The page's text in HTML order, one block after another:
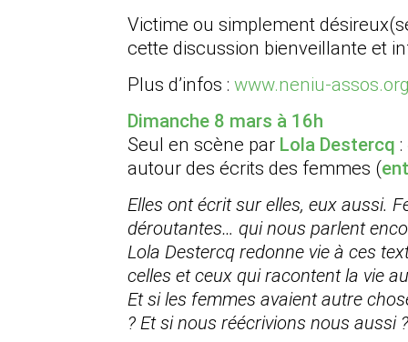
Victime ou simplement
cette discussion bienveillante et
Plus d’infos : www.neniu-
Dimanche 8 mars à 16h
Seul en scène par Lola Destercq :
autour des écrits des femmes (
Elles ont écrit sur elles, eux aussi.
déroutantes… qui nous parlent
Lola Destercq redonne vie à ces
celles et ceux qui racontent la vie
Et si les femmes avaient autre
? Et si nous réécrivions nous aussi ?